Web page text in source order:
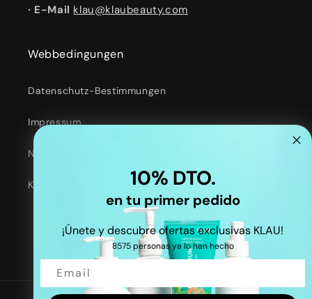
· E-Mail klau@klaubeauty.com
Webbedingungen
Datenschutz-Bestimmungen
Impressum
Nutzungsbedingungen
Kontaktinformationen
FacebookInstagram
TikTokTwitter
10% DTO.
en tu primer pedido
¡Únete y descubre ofertas exclusivas KLAU!
8575 personas ya lo han hecho